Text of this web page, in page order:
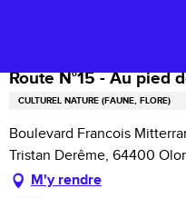
principal
Route N°15 - Au pied
CULTUREL NATURE (FAUNE, FLORE)
Boulevard Francois
Tristan Derême, 64400
M'y rendre